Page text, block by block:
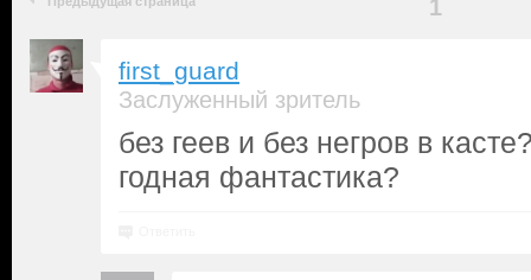
1
first_guard
Заслуженный зритель
без геев и без негров в
годная фантастика?